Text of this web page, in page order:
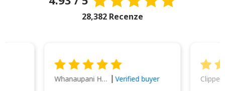
28,382 Recenze
Whanaupani Henry Joseph Macown Verified buyer